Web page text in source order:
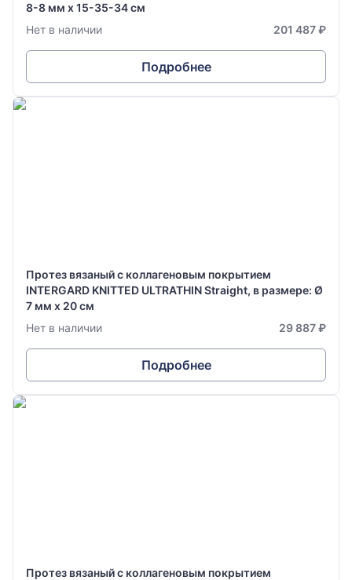
8-8 мм х 15-35-34 см
Нет в наличии
201 487 ₽
Подробнее
Протез вязаный с коллагеновым покрытием
INTERGARD KNITTED ULTRATHIN Straight, в размере: Ø
7 мм х 20 см
Нет в наличии
29 887 ₽
Подробнее
Протез вязаный с коллагеновым покрытием